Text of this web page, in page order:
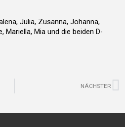
Julia, Zusanna, Johanna,
Mariella, Mia und die beiden D-
NÄCHSTER